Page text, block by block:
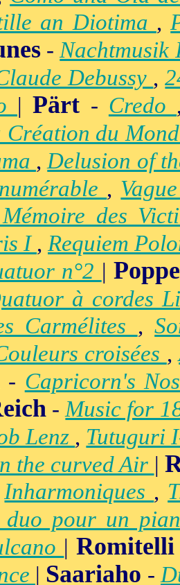
an Diotima ,
-
Debussy ,
|Pärt - Credo
Création du
,Delusion of
,
des
I , Requiem
n°2 |Poppe
à cordes
Carmélites ,
croisées ,
- Capricorn's
-Music for
Lenz , Tutuguri
the curved Air |
Inharmoniques ,
duo pour un
|Romitelli
| Saariaho -